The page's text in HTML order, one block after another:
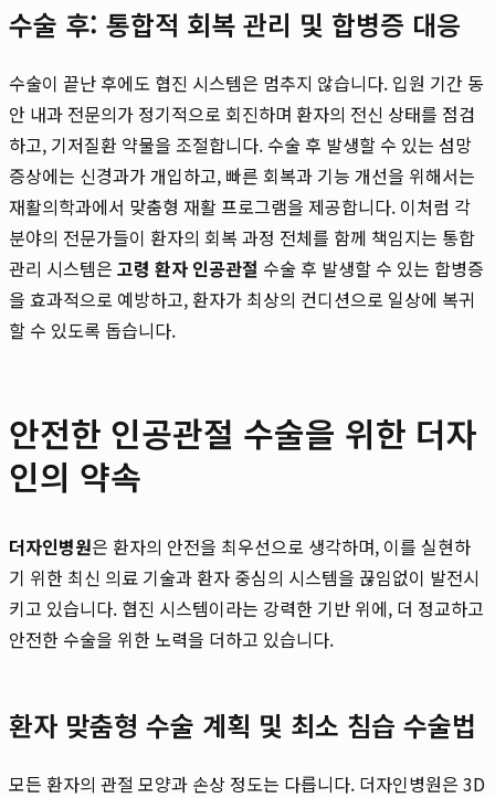
수술 후: 통합적 회복 관리 및 합병증 대응
수술이 끝난 후에도 협진 시스템은 멈추지 않습니다. 입원 기간 동
안 내과 전문의가 정기적으로 회진하며 환자의 전신 상태를 점검
하고, 기저질환 약물을 조절합니다. 수술 후 발생할 수 있는 섬망
증상에는 신경과가 개입하고, 빠른 회복과 기능 개선을 위해서는
재활의학과에서 맞춤형 재활 프로그램을 제공합니다. 이처럼 각
분야의 전문가들이 환자의 회복 과정 전체를 함께 책임지는 통합
관리 시스템은 고령 환자 인공관절 수술 후 발생할 수 있는 합병증
을 효과적으로 예방하고, 환자가 최상의 컨디션으로 일상에 복귀
할 수 있도록 돕습니다.
안전한 인공관절 수술을 위한 더자
인의 약속
더자인병원은 환자의 안전을 최우선으로 생각하며, 이를 실현하
기 위한 최신 의료 기술과 환자 중심의 시스템을 끊임없이 발전시
키고 있습니다. 협진 시스템이라는 강력한 기반 위에, 더 정교하고
안전한 수술을 위한 노력을 더하고 있습니다.
환자 맞춤형 수술 계획 및 최소 침습 수술법
모든 환자의 관절 모양과 손상 정도는 다릅니다. 더자인병원은 3D